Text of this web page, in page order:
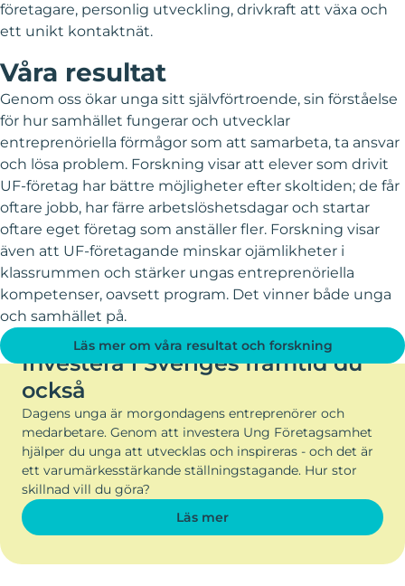
företagare, personlig utveckling, drivkraft att växa och
ett unikt kontaktnät.
Våra resultat
Genom oss ökar unga sitt självförtroende, sin förståelse
för hur samhället fungerar och utvecklar
entreprenöriella förmågor som att samarbeta, ta ansvar
och lösa problem. Forskning visar att elever som drivit
UF-företag har bättre möjligheter efter skoltiden; de får
oftare jobb, har färre arbetslöshetsdagar och startar
oftare eget företag som anställer fler. Forskning visar
även att UF-företagande minskar ojämlikheter i
klassrummen och stärker ungas entreprenöriella
kompetenser, oavsett program. Det vinner både unga
och samhället på.
Läs mer om våra resultat och forskning
BLI PARTNER TILL UNG FÖRETAGSAMHET
Investera i Sveriges framtid du
också
Dagens unga är morgondagens entreprenörer och
medarbetare. Genom att investera Ung Företagsamhet
hjälper du unga att utvecklas och inspireras - och det är
ett varumärkesstärkande ställningstagande. Hur stor
skillnad vill du göra?
Läs mer